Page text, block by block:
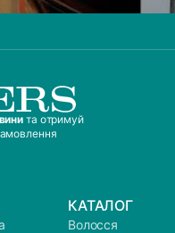
та отримуй
КАТАЛОГ
Волосся